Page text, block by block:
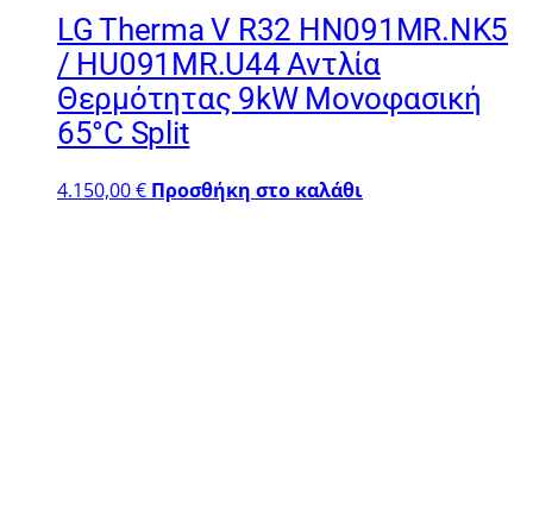
LG Therma V R32 HN091MR.NK5
/ HU091MR.U44 Αντλία
Θερμότητας 9kW Μονοφασική
65°C Split
4.150,00€ Προσθήκη στο καλάθι